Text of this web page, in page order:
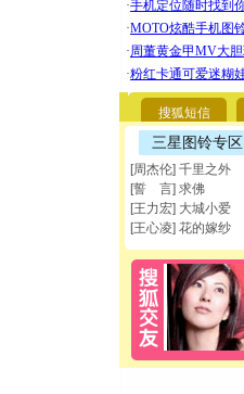
搜狐短信
三星图铃专区
[周杰伦] 千里之外
[誓 言] 求佛
[王力宏] 大城小爱
[王心凌] 花的嫁纱